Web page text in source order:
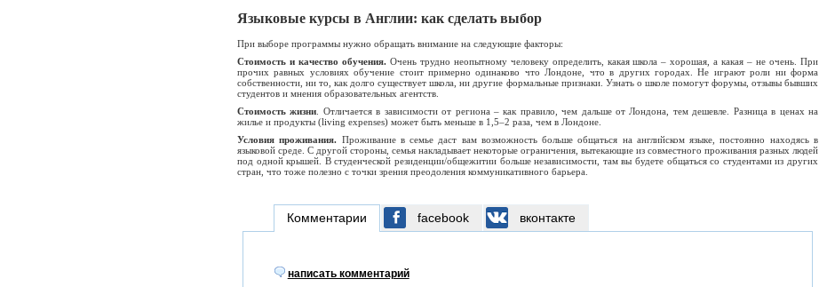
Языковые курсы в Англии: как сделать выбор
При выборе программы нужно обращать внимание на следующие факторы:
Стоимость и качество обучения. Очень трудно неопытному человеку определить, какая школа – хорошая, а какая – не очень. При
прочих равных условиях обучение стоит примерно одинаково что Лондоне, что в других городах. Не играют роли ни форма
собственности, ни то, как долго существует школа, ни другие формальные признаки. Узнать о школе помогут форумы, отзывы бывших
студентов и мнения образовательных агентств.
Стоимость жизни . Отличается в зависимости от региона – как правило, чем дальше от Лондона, тем дешевле. Разница в ценах на
жилье и продукты (living expenses) может быть меньше в 1,5–2 раза, чем в Лондоне.
Условия проживания. Проживание в семье даст вам возможность больше общаться на английском языке, постоянно находясь в
языковой среде. С другой стороны, семья накладывает некоторые ограничения, вытекающие из совместного проживания разных людей
под одной крышей. В студенческой резиденции/общежитии больше независимости, там вы будете общаться со студентами из других
стран, что тоже полезно с точки зрения преодоления коммуникативного барьера.
Комментарии
написать комментарий
facebook вконтакте